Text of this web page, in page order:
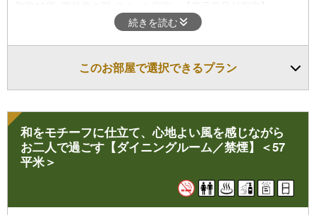
囲炉裏は底上げし、イス・テーブル仕様になります。
全室にReFa（ドライヤー・ヘアアイロン・シャワーヘッド・シ
ャンプー・トリートメント）を導入いたしました。
※喫煙のお部屋タイプでございます
※お部屋のご指定は別途有料となりますのでご連絡下さいませ。
続きを読む
このお部屋で選択できるプラン
和をモチーフに仕立て、心地よい風を感じながら
お二人で過ごす【ダイニングルーム／禁煙】＜57
平米＞